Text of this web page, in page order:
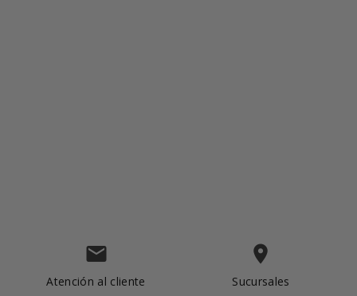
email
Atención al cliente
place
Sucursales